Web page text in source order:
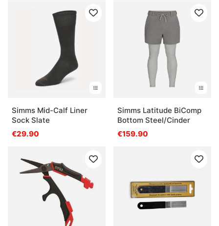
Simms Mid-Calf Liner
Sock Slate
€29.90
Simms Latitude BiComp
Bottom Steel/Cinder
€159.90